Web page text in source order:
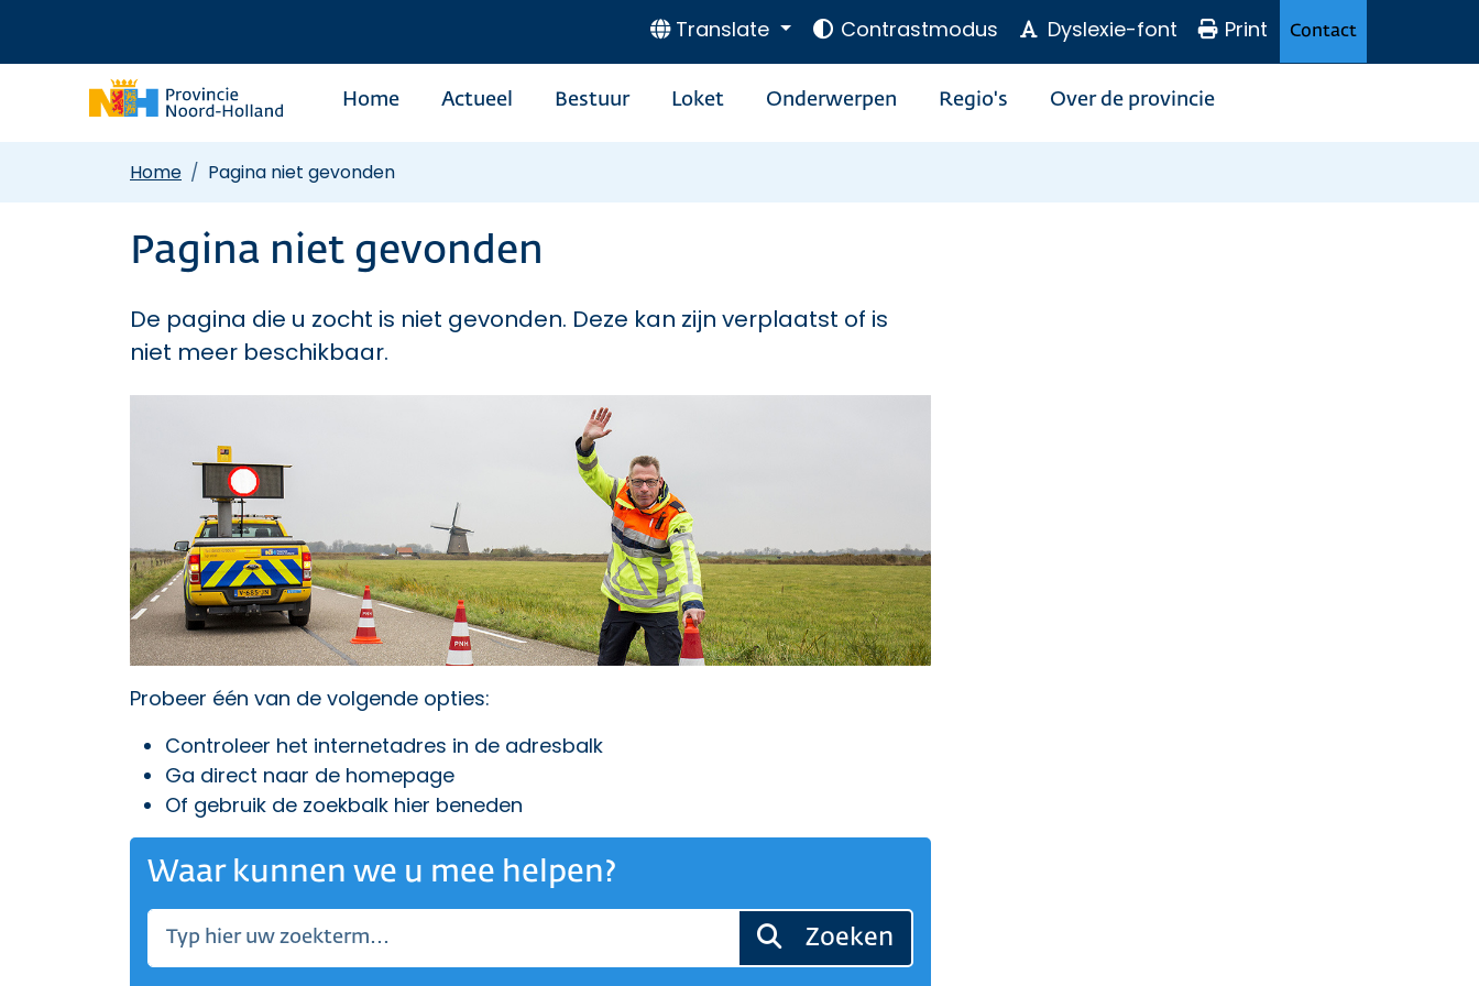
Translate Contrastmodus Dyslexie-font Print Contact
Home Actueel Bestuur Loket Onderwerpen Regio's Over de provincie
Home Pagina niet gevonden
Pagina niet gevonden
De pagina die u zocht is niet gevonden. Deze kan zijn verplaatst of is
niet meer beschikbaar.
Probeer één van de volgende opties:
Controleer het internetadres in de adresbalk
Ga direct naar de homepage
Of gebruik de zoekbalk hier beneden
Waar kunnen we u mee helpen?
Zoeken